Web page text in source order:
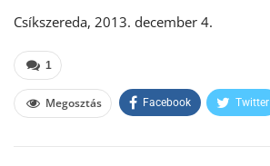
Csíkszereda, 2013. december 4.
1
Megosztás Facebook Twitter